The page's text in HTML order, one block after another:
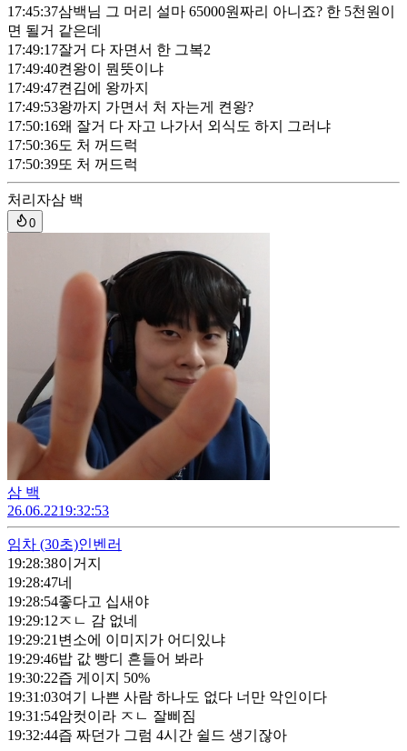
17:45:37삼백님 그 머리 설마 65000원짜리 아니죠? 한 5천원이
면 될거 같은데
17:49:17잘거 다 자면서 한 그복2
17:49:40켠왕이 뭔뜻이냐
17:49:47켠김에 왕까지
17:49:53왕까지 가면서 처 자는게 켠왕?
17:50:16왜 잘거 다 자고 나가서 외식도 하지 그러냐
17:50:36도 처 꺼드럭
17:50:39또 처 꺼드럭
처리자삼 백
0
삼 백
26.06.2219:32:53
임차 (30초)인벤러
19:28:38이거지
19:28:47네
19:28:54좋다고 십새야
19:29:12ㅈㄴ 감 없네
19:29:21 변소에 이미지가 어디있냐
19:29:46밥 값 빵디 흔들어 봐라
19:30:22즙 게이지 50%
19:31:03여기 나쁜 사람 하나도 없다 너만 악인이다
19:31:54암컷이라 ㅈㄴ 잘삐짐
19:32:44즙 짜던가 그럼 4시간 쉴드 생기잖아